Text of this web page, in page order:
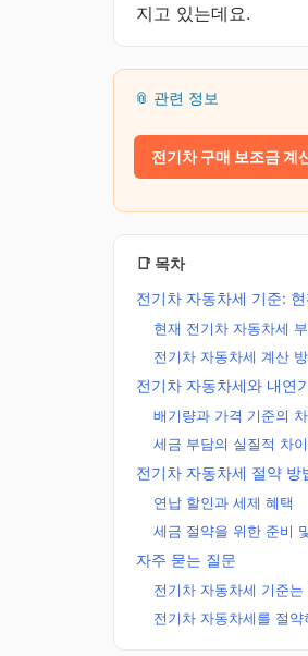
지고 있는데요.
📎 관련 정보
전기차 구매 보조금 계
📑 목차
전기차 자동차세 기준:
현재 전기차 자동차세
전기차 자동차세 계산
전기차 자동차세와 내연
배기량과 가격 기준의
세금 부담의 실질적 차
전기차 자동차세 절약 방
연납 할인과 세제 혜택
세금 절약을 위한 준비
자주 묻는 질문
전기차 자동차세 기준
전기차 자동차세를 절